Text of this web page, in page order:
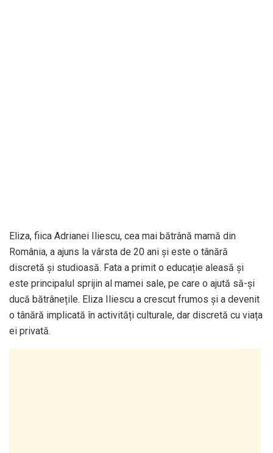
Eliza, fiica Adrianei Iliescu, cea mai bătrână mamă din
România, a ajuns la vârsta de 20 ani și este o tânără
discretă și studioasă. Fata a primit o educație aleasă și
este principalul sprijin al mamei sale, pe care o ajută să-și
ducă bătrânețile. Eliza Iliescu a crescut frumos și a devenit
o tânără implicată în activități culturale, dar discretă cu viața
ei privată.